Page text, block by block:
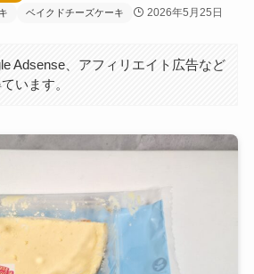
ベイクドチーズケーキ 2026年5月25日
Adsense、アフィリエイト広告など
います。